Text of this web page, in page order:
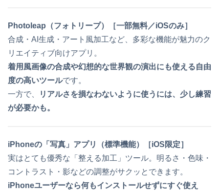
Photoleap（フォトリープ）［一部無料／iOSのみ］
合成・AI生成・アート風加工など、多彩な機能が魅力のク
リエイティブ向けアプリ。
着用風画像の合成や幻想的な世界観の演出にも使える自由
度の高いツールです。
一方で、
リアルさを損なわないように使うには、少し練習
が必要かも。
iPhoneの「写真」アプリ（標準機能）［iOS限定］
実はとても優秀な「整える加工」ツール。明るさ・色味・
コントラスト・影などの調整がサクッとできます。
iPhoneユーザーなら何もインストールせずにすぐ使え